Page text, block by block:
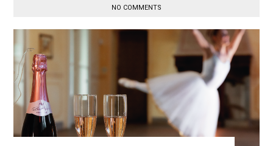
NO COMMENTS